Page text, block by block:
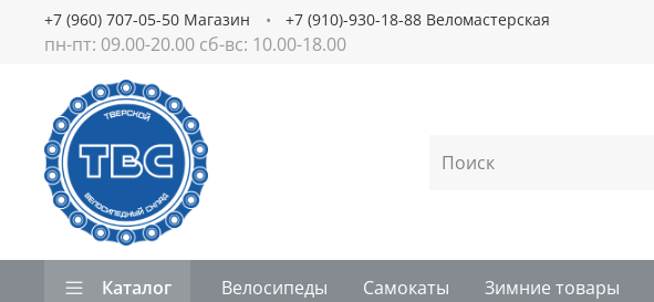
пн-пт: 09.00-20.00 сб-вс: 10.00-18.00
+7 (960) 707-05-50 Магазин +7 (910)-930-18-88 Веломастерская
Каталог Велосипеды Самокаты Зимние товары